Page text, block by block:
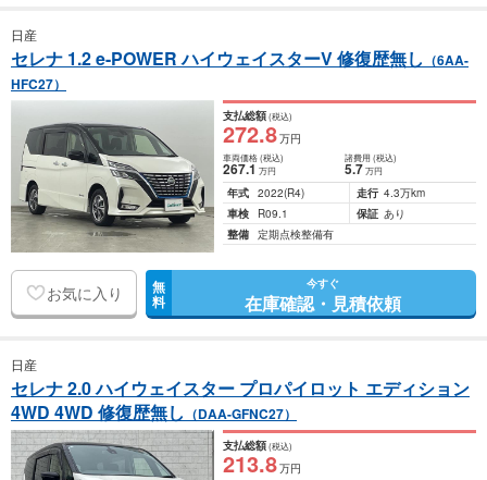
日産
セレナ 1.2 e-POWER ハイウェイスターV 修復歴無し （6AA-
HFC27）
支払総額(税込)
272.8万円
車両価格(税込)
267.1万円
諸費用 (税込)
5.7 万円
年式 2022(R4) 走行 4.3万km
車検
R09.1 保証 あり
整備 定期点検整備有
お気に入り 無
料
今すぐ
在庫確認・見積依頼
日産
セレナ 2.0 ハイウェイスター プロパイロット エディション
4WD 4WD 修復歴無し （DAA-GFNC27）
支払総額(税込)
213.8万円